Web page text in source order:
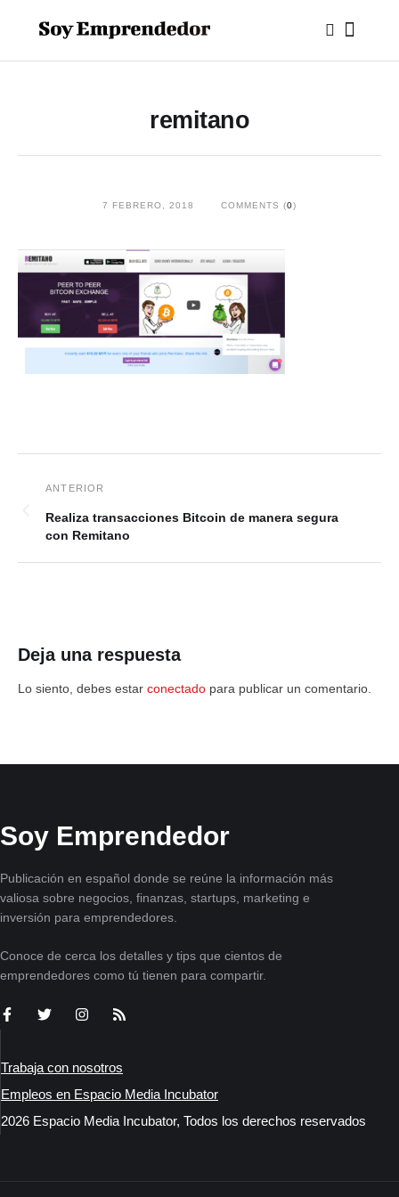
remitano
7 FEBRERO, 2018 COMMENTS (0)
Realiza transacciones Bitcoin de manera segura
con Remitano
Deja una respuesta
Lo siento, debes estar conectado para publicar un comentario.
Soy Emprendedor
Publicación en español donde se reúne la información más
valiosa sobre negocios, finanzas, startups, marketing e
inversión para emprendedores.
Conoce de cerca los detalles y tips que cientos de
emprendedores como tú tienen para compartir.
Trabaja con nosotros
Empleos en Espacio Media Incubator
2026 Espacio Media Incubator, Todos los derechos reservados